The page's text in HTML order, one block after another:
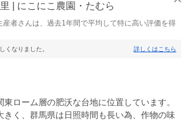
| にこにこ農園・たむら
産者さんは、過去1年間で平均して特に高い評価を得
くなりました。 詳しくはこちら
ローム層の肥沃な台地に位置しています。
きく、群馬県は日照時間も長い為、作物の味